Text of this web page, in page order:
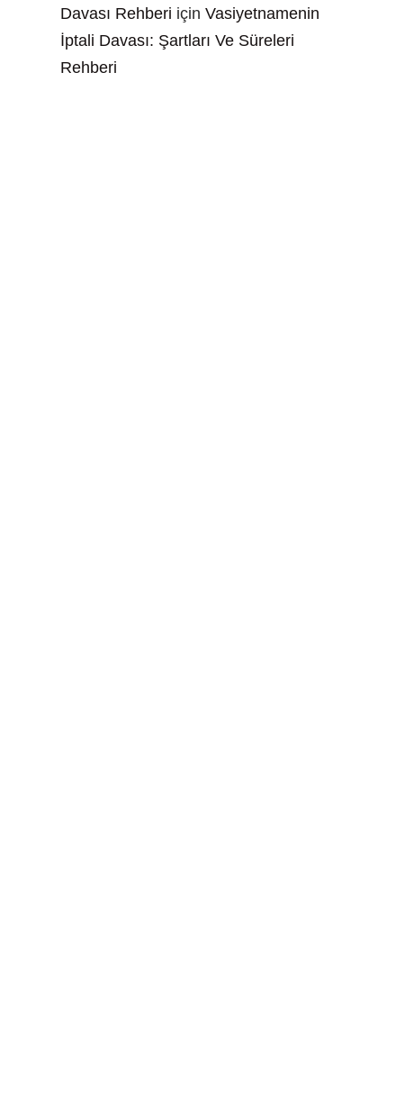
Davası Rehberi için Vasiyetnamenin
İptali Davası: Şartları Ve Süreleri
Rehberi